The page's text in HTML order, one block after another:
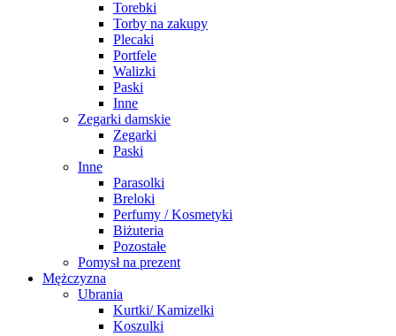
Torebki
Torby na zakupy
Plecaki
Portfele
Walizki
Paski
Inne
Zegarki damskie
Zegarki
Paski
Inne
Parasolki
Breloki
Perfumy / Kosmetyki
Biżuteria
Pozostałe
Pomysł na prezent
Mężczyzna
Ubrania
Kurtki/ Kamizelki
Koszulki